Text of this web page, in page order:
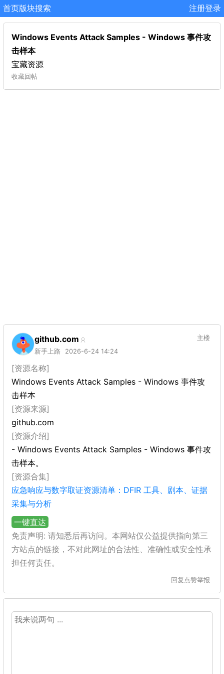
首页版块搜索 注册登录
Windows Events Attack Samples - Windows 事件攻
击样本
宝藏资源
收藏回帖
github.com
新手上路 2026-6-24 14:24
主楼
[资源名称]
Windows Events Attack Samples - Windows 事件攻
击样本
[资源来源]
github.com
[资源介绍]
- Windows Events Attack Samples - Windows 事件攻
击样本。
[资源合集]
应急响应与数字取证资源清单：DFIR 工具、剧本、证据
采集与分析
一键直达
免责声明: 请知悉后再访问。本网站仅公益提供指向第三
方站点的链接，不对此网址的合法性、准确性或安全性承
担任何责任。
回复 点赞举报